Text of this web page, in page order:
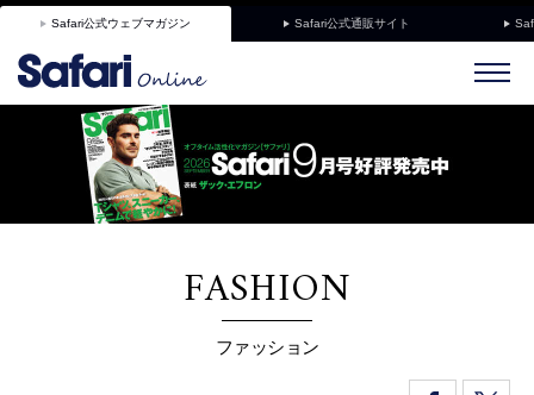
Safari公式ウェブマガジン Safari公式通販サイト
FASHION
ファッション